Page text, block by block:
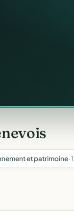
et patrimoine·